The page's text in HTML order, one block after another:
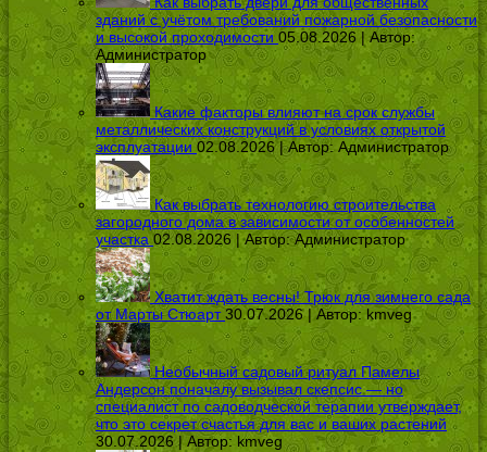
зданий с учётом требований пожарной безопасности
и высокой проходимости 05.08.2026 | Автор:
Администратор
Какие факторы влияют на срок службы
металлических конструкций в условиях открытой
эксплуатации 02.08.2026 | Автор: Администратор
Как выбрать технологию строительства
загородного дома в зависимости от особенностей
участка 02.08.2026 | Автор:Администратор
Хватит ждать весны! Трюк для зимнего сада
от Марты Стюарт 30.07.2026 | Автор: kmveg
Необычный садовый ритуал Памелы
Андерсон поначалу вызывал скепсис — но
специалист по садоводческой терапии утверждает,
что это секрет счастья для вас и ваших растений
30.07.2026 | Автор: kmveg